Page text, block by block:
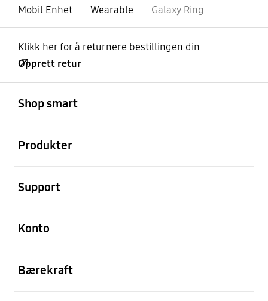
Mobil Enhet
Wearable Galaxy Ring
Klikk her for å returnere bestillingen din
Opprett retur
Shop smart
Produkter
Support
Konto
Bærekraft